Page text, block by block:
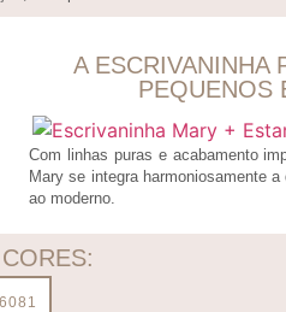
A ESCRIVANINHA
PEQUENOS
Com linhas puras e acabamento
Mary se integra harmoniosamente
ao moderno.